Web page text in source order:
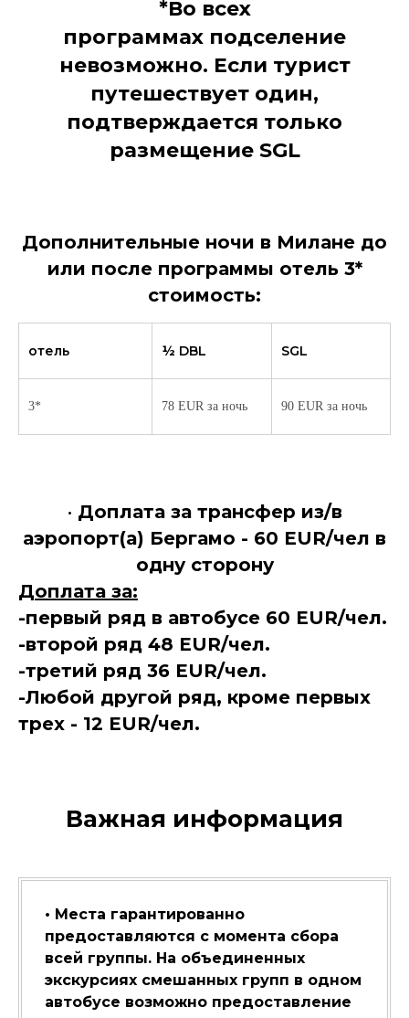
*Во всех
программах подселение
невозможно. Если турист
путешествует один,
подтверждается только
размещение SGL
Дополнительные ночи в Милане до
или после программы отель 3*
стоимость:
отель ½ DBL SGL
3* 78 EUR за ночь 90 EUR за ночь
• Доплата за трансфер из/в
аэропорт(а) Бергамо - 60 EUR/чел в
одну сторону
Доплата за:
-первый ряд в автобусе 60 EUR/чел.
-второй ряд 48 EUR/чел.
-третий ряд 36 EUR/чел.
-Любой другой ряд, кроме первых
трех - 12 EUR/чел.
Важная информация
• Места гарантированно
предоставляются с момента сбора
всей группы. На объединенных
экскурсиях смешанных групп в одном
автобусе возможно предоставление